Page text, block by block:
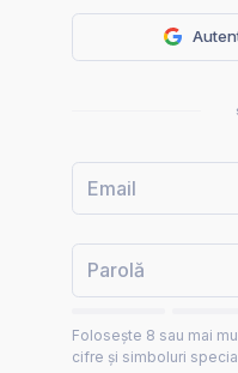
Folosește 8 sau mai
cifre și simboluri